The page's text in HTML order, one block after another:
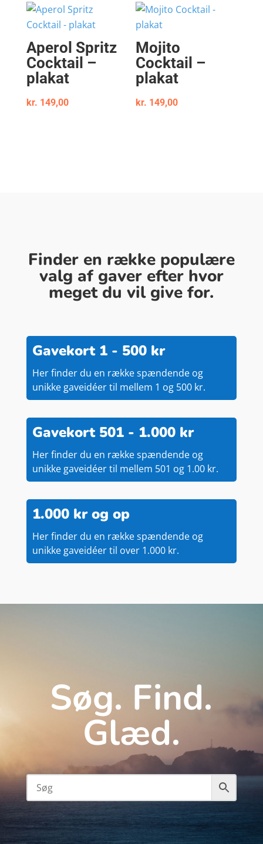
Aperol Spritz
Cocktail –
plakat
kr. 149,00
Mojito
Cocktail –
plakat
kr. 149,00
Finder en række populære
valg af gaver efter hvor
meget du vil give for.
Gavekort 1 - 500 kr
Her finder du en række spændende og
unikke gaveidéer til mellem 1 og 500 kr.
Gavekort 501 - 1.000 kr
Her finder du en række spændende og
unikke gaveidéer til mellem 501 og 1.00 kr.
1.000 kr og op
Her finder du en række spændende og
unikke gaveidéer til over 1.000 kr.
Søg. Find.
Glæd.